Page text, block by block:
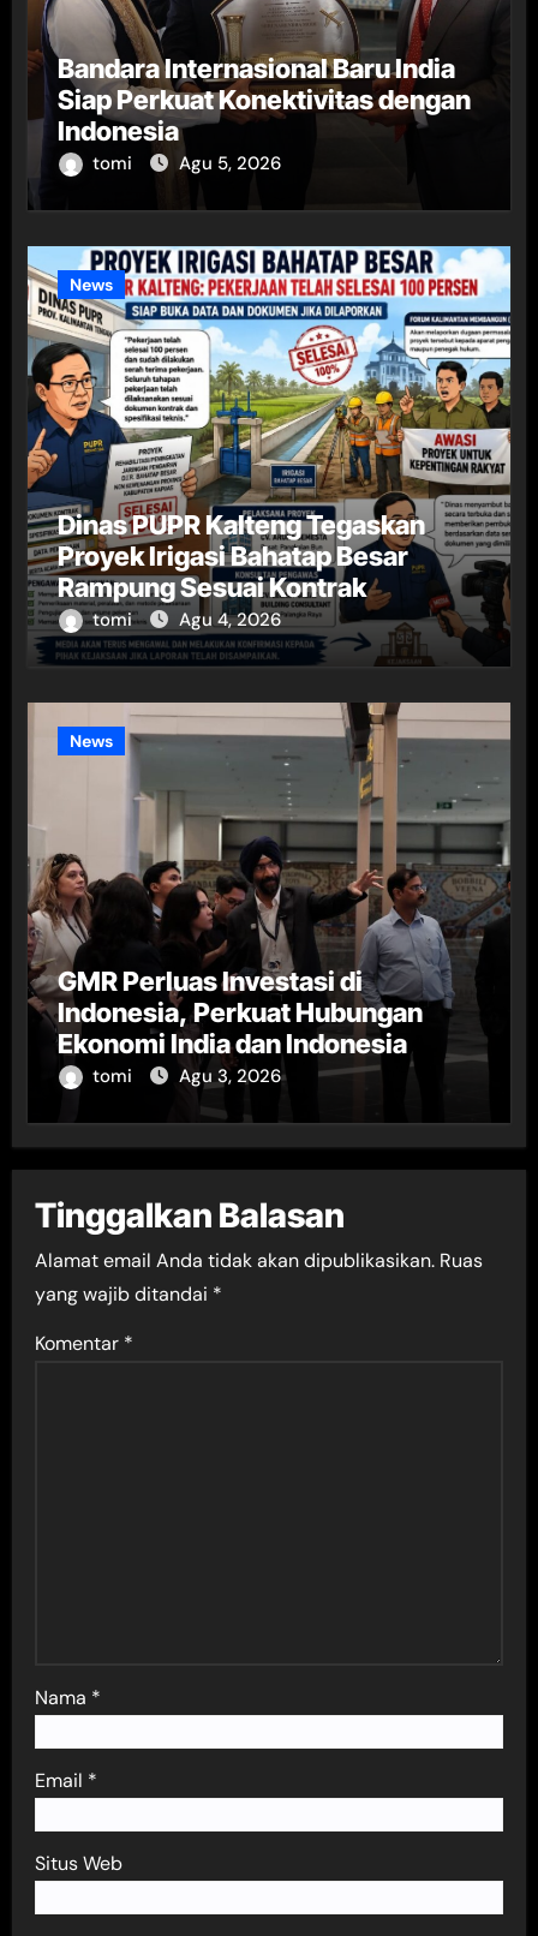
Bandara Internasional Baru India
Siap Perkuat Konektivitas dengan
Indonesia
tomi Agu 5, 2026
News
Dinas PUPR Kalteng Tegaskan
Proyek Irigasi Bahatap Besar
Rampung Sesuai Kontrak
tomi Agu 4, 2026
News
GMR Perluas Investasi di
Indonesia, Perkuat Hubungan
Ekonomi India dan Indonesia
tomi Agu 3, 2026
Tinggalkan Balasan
Alamat email Anda tidak akan dipublikasikan. Ruas
yang wajib ditandai *
Komentar *
Nama *
Email *
Situs Web